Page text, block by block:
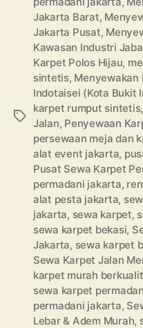
Tags
Jakarta Barat,
Jakarta Pusat,
Kawasan Industri
Karpet Polos Hijau,
sintetis, Menyewakan
Indotaisei (Kota Bukit
karpet rumput sintetis,
Jalan, Penyewaan
persewaan meja dan
alat event jakarta,
Pusat Sewa Karpet
permadani jakarta,
alat pesta jakarta,
jakarta, sewa karpet,
sewa karpet bekasi,
Jakarta, sewa karpet
Sewa Karpet Jalan
karpet murah
sewa karpet
permadani jakarta,
Lebar & Adem Murah,